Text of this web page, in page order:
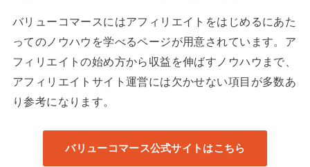
バリューコマースにはアフィリエイトをはじめるにあた
ってのノウハウを学べるページが用意されています。ア
フィリエイトの始め方から収益を伸ばすノウハウまで、
アフィリエイトサイト運営には欠かせない項目が多数あ
り参考になります。
バリューコマース公式サイトはこちら